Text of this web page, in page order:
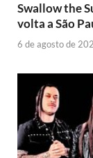
Swallow the
volta a São
6 de agosto de